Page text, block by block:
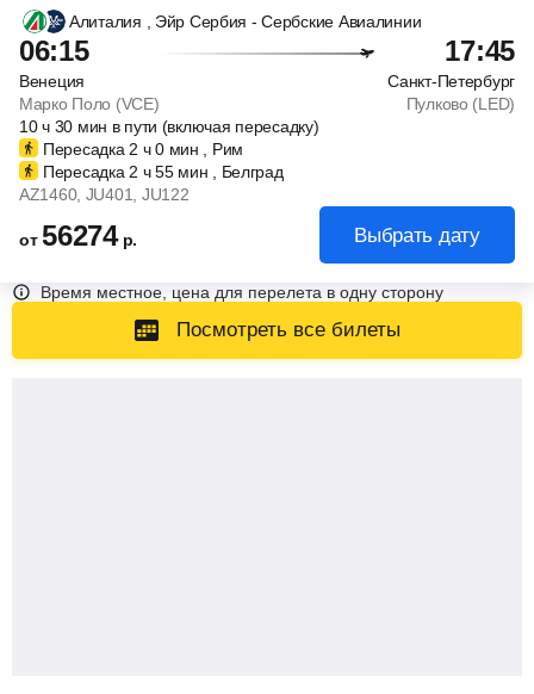
Алиталия , Эйр Сербия - Сербские Авиалинии
06:15 17:45
Венеция
Санкт-Петербург
Марко Поло (VCE)
Пулково (LED)
10ч30 мин в пути (включая пересадку)
Пересадка 2 ч0 мин , Рим
Пересадка 2 ч55 мин , Белград
AZ1460, JU401 , JU122
от56274 р. Выбрать дату
Время местное, цена для перелета в одну сторону
Посмотреть все билеты